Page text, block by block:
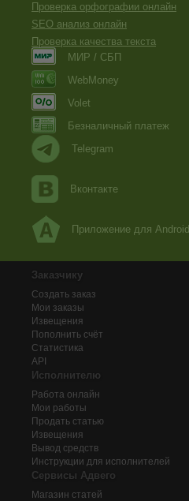
Проверка орфографии онлайн
SEO анализ онлайн
Проверка качества текста
МИР / СБП
WebMoney
Volet
Безналичный платеж
Telegram
Вконтакте
Приложение для Android
Заказчику
Создать заказ
Мои заказы
Извещения
Пополнить счёт
Статистика
API
Исполнителю
Работа онлайн
Мои работы
Продать статью
Извещения
Вывод средств
Инструкции для исполнителей
Сервисы Адвего
Магазин статей